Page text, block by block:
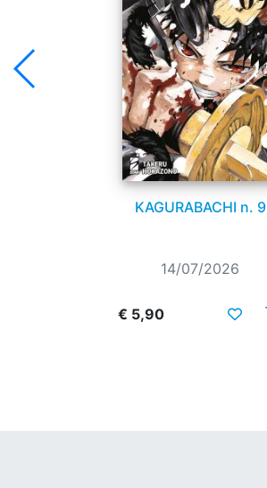
KAGURABACHI n. 9
14/07/2026
€ 5,90